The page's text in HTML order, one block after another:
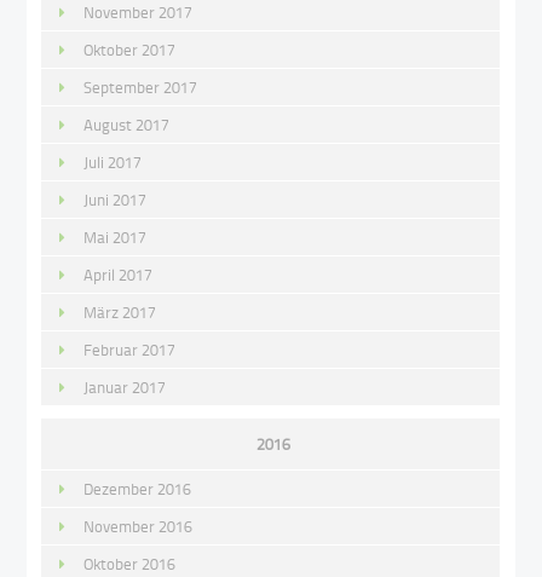
November 2017
Oktober 2017
September 2017
August 2017
Juli 2017
Juni 2017
Mai 2017
April 2017
März 2017
Februar 2017
Januar 2017
2016
Dezember 2016
November 2016
Oktober 2016